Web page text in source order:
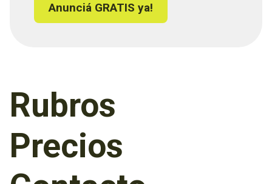
Anunciá GRATIS ya!
Rubros
Precios